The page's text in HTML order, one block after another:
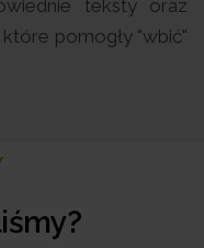
teksty oraz
pomogły "wbić"